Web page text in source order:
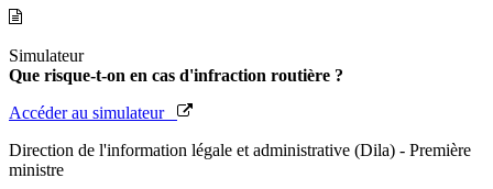
Simulateur
Que risque-t-on en cas d'infraction routière ?
Accéder au simulateur
Direction de l'information légale et administrative (Dila) - Première
ministre